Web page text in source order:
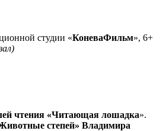
студии «КоневаФильм», 6+
чтения «Читающая лошадка».
степей» Владимира